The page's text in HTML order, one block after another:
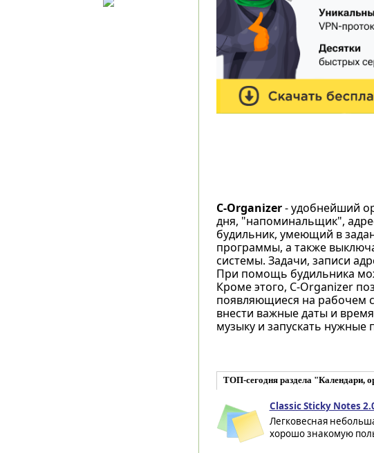
C-Organizer- удобнейший
дня, "напоминальщик",
будильник, умеющий в
программы, а также
системы. Задачи, записи
При помощь будильника
Кроме этого, C-Organizer
появляющиеся на рабочем
внести важные даты и
музыку и запускать
ТОП-сегодня раздела "Календари,
Classic Sticky Notes
Легковесная
хорошо знакомую